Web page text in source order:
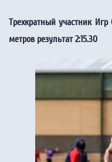
Трехкратный участник
метров результат 2:15.30